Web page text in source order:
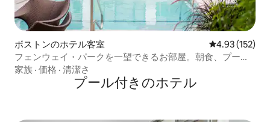
ボストンのホテル客室 レビュー152
4.93 (152)
フェンウェイ・パークを一望できるお部屋。朝食、プー
ル、ダイニング付き。
家族 · 価格 · 清潔さ
プール付きのホ⁠テ⁠ル